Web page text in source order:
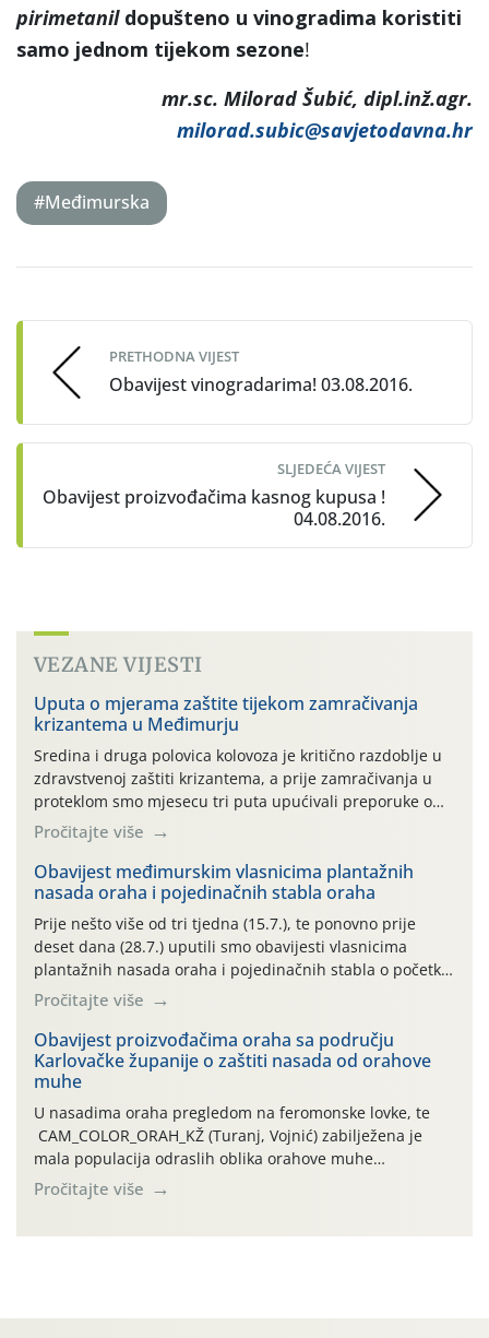
pirimetanildopušteno u vinogradima koristiti
samo jednom tijekom sezone!
mr.sc. Milorad Šubić, dipl.inž.agr.
milorad.subic@savjetodavna.hr
#Međimurska
navigation
PRETHODNA VIJEST
Obavijest vinogradarima! 03.08.2016.
SLJEDEĆA VIJEST
Obavijest proizvođačima kasnog kupusa !
04.08.2016.
VEZANE VIJESTI
Uputa o mjerama zaštite tijekom zamračivanja
krizantema u Međimurju
Sredina i druga polovica kolovoza je kritično razdoblje u
zdravstvenoj zaštiti krizantema, a prije zamračivanja u
proteklom smo mjesecu tri puta upućivali preporuke o
preventivnim mjerama zaštite krizantema od najčešćih
uzročnika bolesti, štetnika i fito-fagnih grinja (23.7., 14.7.,
06.7.)! Na početku ovog mjeseca je zabilježeno je
povijesno i ekstremno vruće meteorološko razdoblje, uz
najviše temperature […]
Pročitajte više
Obavijest međimurskim vlasnicima plantažnih
nasada oraha i pojedinačnih stabla oraha
Prije nešto više od tri tjedna (15.7.), te ponovno prije
deset dana (28.7.) uputili smo obavijesti vlasnicima
plantažnih nasada oraha i pojedinačnih stabla o početku
leta i ovogodišnjoj potrebi usmjerenog suzbijanja
orahove muhe (Rhagoletis completa)! Već dvanaest dana
traje drugi ovogodišnji “toplinski udar”, koji naročito
izražen zadnja šest dana (31.7.-05.8.), jer najviše
temperature zraka svakodnevno […]
Pročitajte više
Obavijest proizvođačima oraha sa području
Karlovačke županije o zaštiti nasada od orahove
muhe
U nasadima oraha pregledom na feromonske lovke, te
CAM_COLOR_ORAH_KŽ (Turanj, Vojnić) zabilježena je
mala populacija odraslih oblika orahove muhe
(Rhagoletis completa). Niska brojnost može se objasniti
činjenicom da je riječ o mladim nasadima s vrlo malim
Pročitajte više